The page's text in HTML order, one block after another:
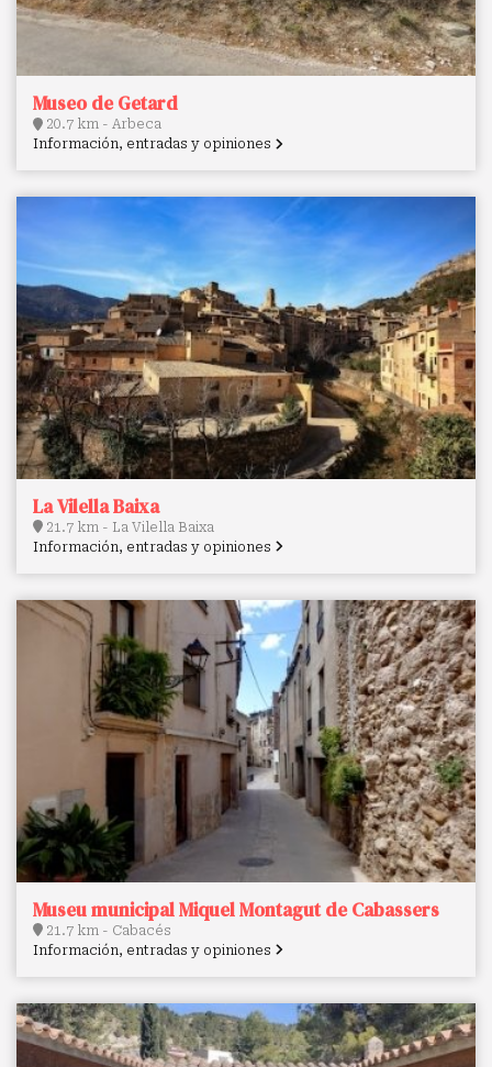
Museo de Getard
20.7 km - Arbeca
Información, entradas y opiniones
La Vilella Baixa
21.7 km - La Vilella Baixa
Información, entradas y opiniones
Museu municipal Miquel Montagut de Cabassers
21.7 km - Cabacés
Información, entradas y opiniones